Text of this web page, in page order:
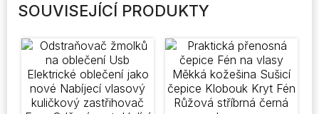
SOUVISEJÍCÍ PRODUKTY